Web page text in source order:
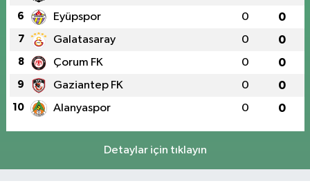
6 Eyüpspor 0 0
7 Galatasaray 0 0
8 Çorum FK 0 0
9 Gaziantep FK 0 0
10 Alanyaspor 0 0
Detaylar için tıklayın